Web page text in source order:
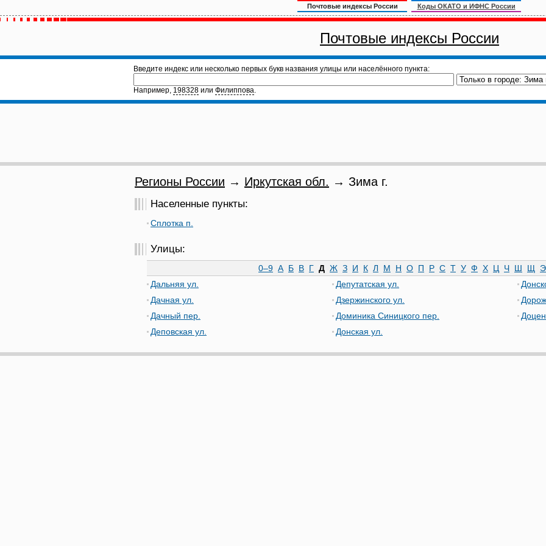
Почтовые индексы России Коды ОКАТО и ИФНС России
Почтовые индексы России
Введите индекс или несколько первых букв названия улицы или населённого пункта:
Например, 198328 или Филиппова.
Регионы России → Иркутская обл. → Зима г.
Населенные пункты:
Сплотка п.
Улицы:
0–9 А Б В Г Д Ж З И К Л М Н О П Р С Т У Ф Х Ц Ч Ш Щ
Э
Дальняя ул.
Дачная ул.
Дачный пер.
Деповская ул.
Депутатская ул.
Дзержинского ул.
Доминика Синицкого пер.
Донская ул.